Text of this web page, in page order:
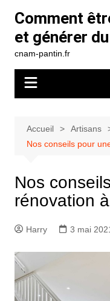
contenu
Comment
et générer
cnam-pantin.fr
Accueil
Artisans
Nos conseils pour
Nos
rénovation
Harry 3 mai